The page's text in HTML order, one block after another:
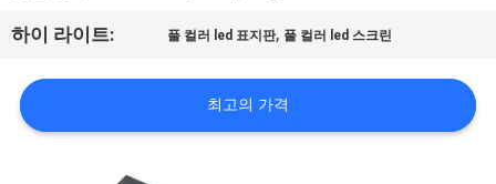
장
여
행
하이 라이트: 풀 컬러 led 표지판, 풀 컬러 led 스크린
최고의 가격